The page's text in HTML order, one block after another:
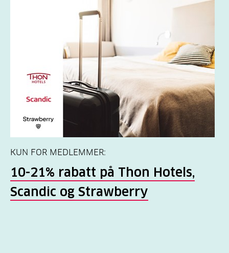
KUN FOR MEDLEMMER:
10-21% rabatt på Thon Hotels,
Scandic og Strawberry